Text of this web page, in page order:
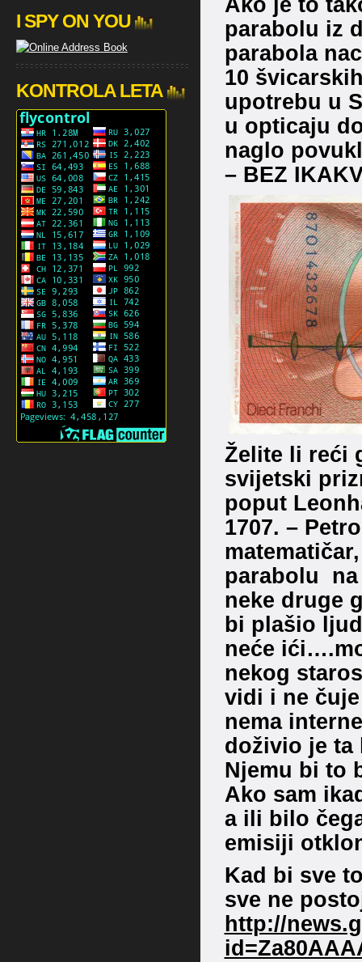
parabolu iz
parabola
10
upotrebu u
u opticaju
naglo
– BEZ
Želite li reći
svijetski
poput
1707. –
parabolu na
neke druge
bi plašio
neće
nekog
vidi i ne
nema
doživio je
Njemu bi to
Ako sam
a ili bilo
emisiji
Kad bi sve
sve ne
http://
I SPY ON YOU
KONTROLA LETA